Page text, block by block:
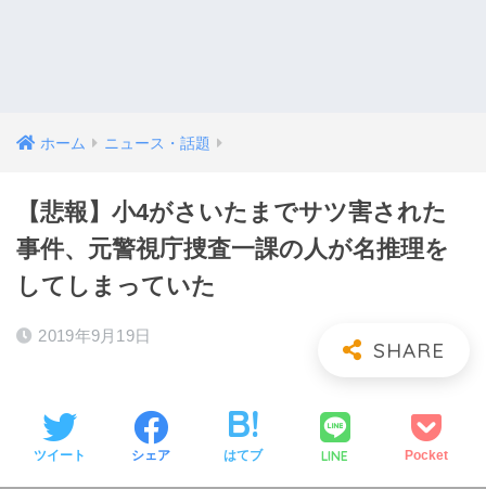
ホーム ニュース・話題
【悲報】小4がさいたまでサツ害された
事件、元警視庁捜査一課の人が名推理を
してしまっていた
2019年9月19日
ツイート シェア はてブ LINE Pocket